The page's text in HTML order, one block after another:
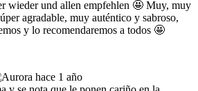
wieder und allen empfehlen 🤩 Muy, muy
agradable, muy auténtico y sabroso,
y lo recomendaremos a todos 🤩